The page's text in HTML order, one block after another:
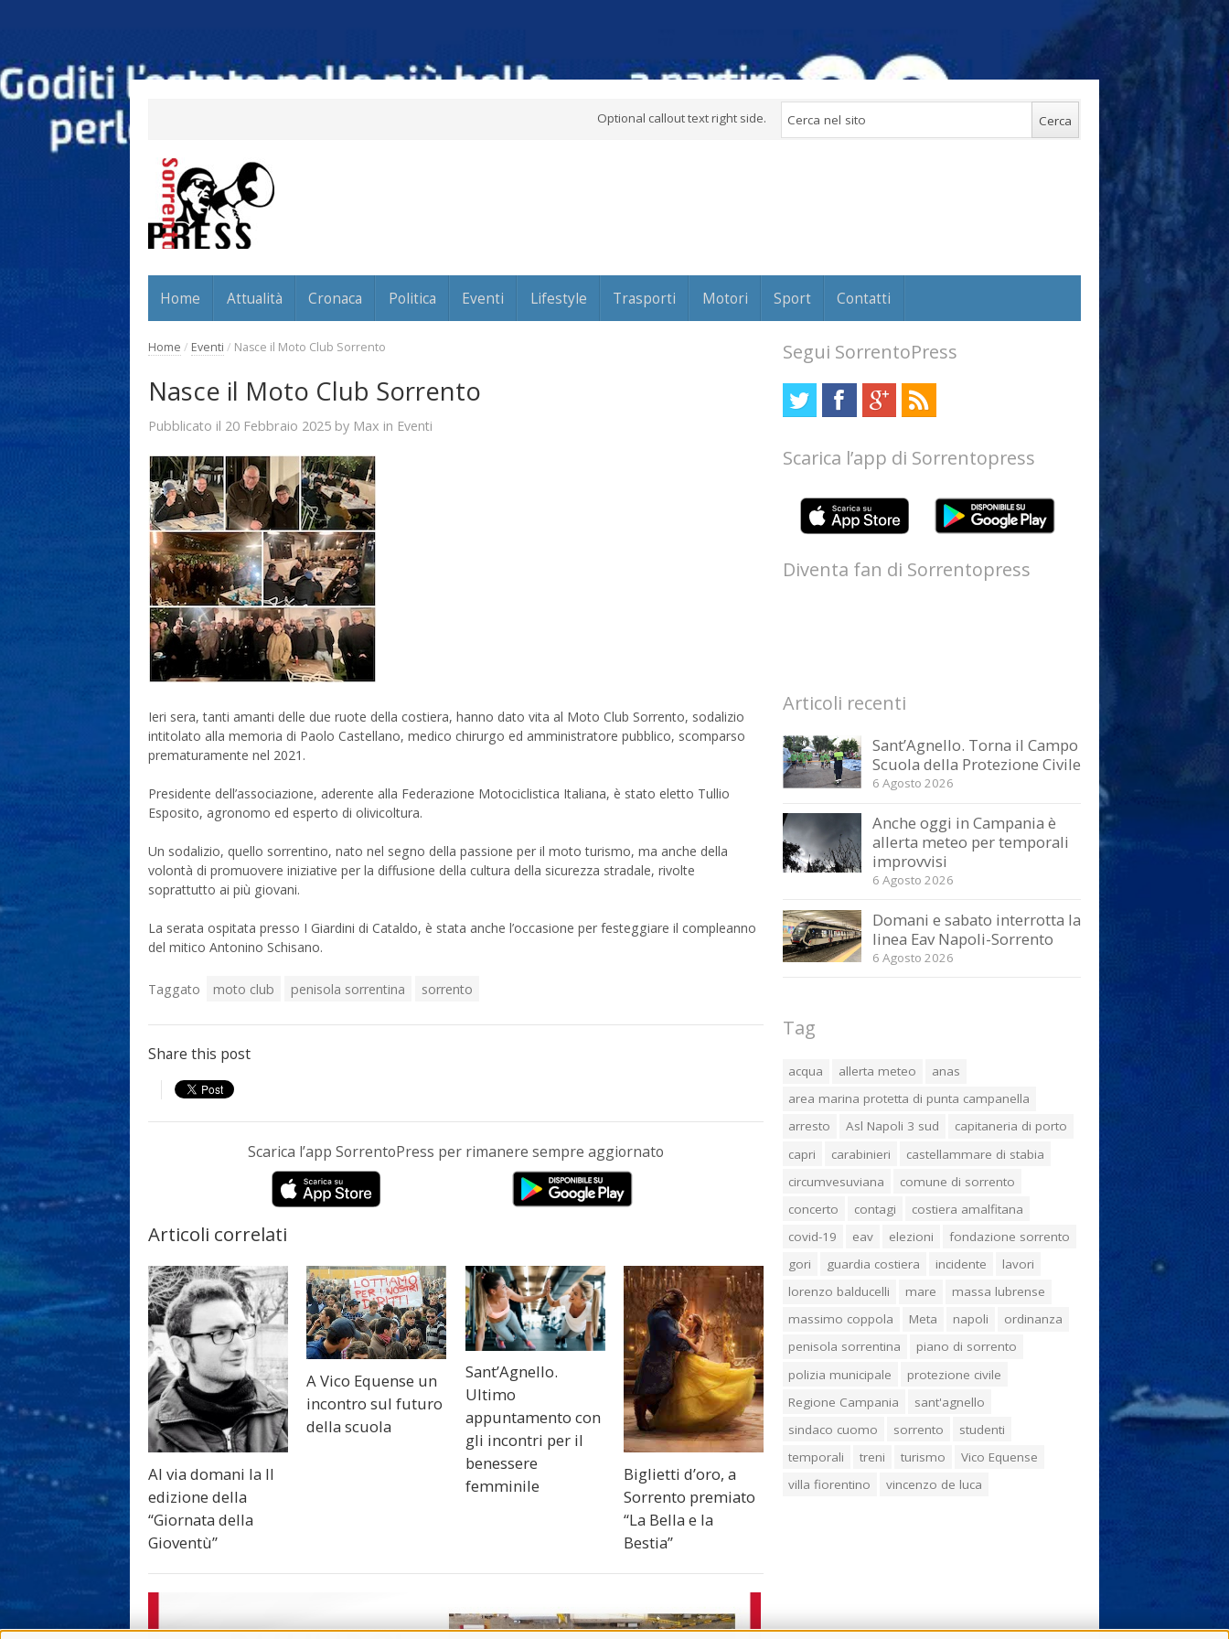
Optional callout text right side.
Home Attualità Cronaca Politica Eventi Lifestyle Trasporti Motori Sport Contatti
Home / Eventi / Nasce il Moto Club Sorrento
Nasce il Moto Club Sorrento
Pubblicato il 20 Febbraio 2025 by Max in Eventi
Ieri sera, tanti amanti delle due ruote della costiera, hanno dato vita al Moto Club Sorrento, sodalizio
intitolato alla memoria di Paolo Castellano, medico chirurgo ed amministratore pubblico, scomparso
prematuramente nel 2021.
Presidente dell’associazione, aderente alla Federazione Motociclistica Italiana, è stato eletto Tullio
Esposito, agronomo ed esperto di olivicoltura.
Un sodalizio, quello sorrentino, nato nel segno della passione per il moto turismo, ma anche della
volontà di promuovere iniziative per la diffusione della cultura della sicurezza stradale, rivolte
soprattutto ai più giovani.
La serata ospitata presso I Giardini di Cataldo, è stata anche l’occasione per festeggiare il compleanno
del mitico Antonino Schisano.
Taggato moto club penisola sorrentina sorrento
Share this post
Scarica l’app SorrentoPress per rimanere sempre aggiornato
Articoli correlati
Al via domani la II
edizione della
“Giornata della
Gioventù”
A Vico Equense un
incontro sul futuro
della scuola
Sant’Agnello.
Ultimo
appuntamento con
gli incontri per il
benessere
femminile
Biglietti d’oro, a
Sorrento premiato
“La Bella e la
Bestia”
Segui SorrentoPress
Scarica l’app di Sorrentopress
Diventa fan di Sorrentopress
Articoli recenti
Sant’Agnello. Torna il Campo
Scuola della Protezione Civile
6 Agosto 2026
Anche oggi in Campania è
allerta meteo per temporali
improvvisi
6 Agosto 2026
Domani e sabato interrotta la
linea Eav Napoli-Sorrento
6 Agosto 2026
Tag
acqua allerta meteo
anas
area marina protetta di punta campanella
arresto
Asl Napoli 3 sud
capitaneria di porto
capri
carabinieri
castellammare di stabia
circumvesuviana
comune di sorrento
concerto
contagi
costiera amalfitana
covid-19
eav elezioni
fondazione sorrento
gori
guardia costiera incidente
lavori
lorenzo balducelli
mare
massa lubrense
massimo coppola
Meta napoli
ordinanza
penisola sorrentina
piano di sorrento
polizia municipale
protezione civile
Regione Campania
sant'agnello
sindaco cuomo
sorrento
studenti
temporali
treni turismo
Vico Equense
villa fiorentino
vincenzo de luca